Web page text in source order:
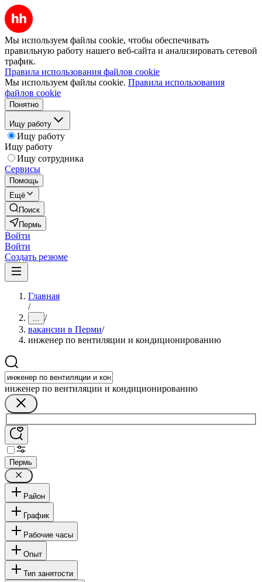
Мы используем файлы cookie, чтобы обеспечивать
правильную работу нашего веб-сайта и анализировать сетевой
трафик.
Правила использования файлов cookie
Мы используем файлы cookie. Правила использования
файлов cookie
Понятно
Ищу работу
Ищу работу
Ищу работу
Ищу сотрудника
Сервисы
Помощь
Ещё
Поиск
Пермь
Войти
Войти
Создать резюме
Главная
/
... /
вакансии в Перми/
инженер по вентиляции и кондиционированию
инженер по вентиляции и кондиционированию
Пермь
Район
График
Рабочие часы
Опыт
Тип занятости